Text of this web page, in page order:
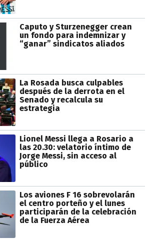
Caputo y Sturzenegger crean
un fondo para indemnizar y
“ganar” sindicatos aliados
La Rosada busca culpables
después de la derrota en el
Senado y recalcula su
estrategia
Lionel Messi llega a Rosario a
las 20.30: velatorio íntimo de
Jorge Messi, sin acceso al
público
Los aviones F 16 sobrevolarán
el centro porteño y el lunes
participarán de la celebración
de la Fuerza Aérea